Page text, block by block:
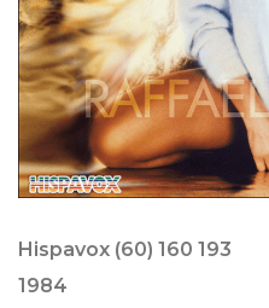
Hispavox (60) 160 193
1984